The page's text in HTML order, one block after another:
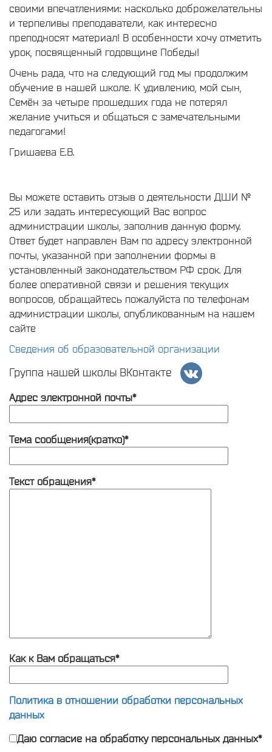
своими впечатлениями: насколько доброжелательны
и терпеливы преподаватели, как интересно
преподносят материал! В особенности хочу отметить
урок, посвященный годовщине Победы!
Очень рада, что на следующий год мы продолжим
обучение в нашей школе. К удивлению, мой сын,
Семён за четыре прошедших года не потерял
желание учиться и общаться с замечательными
педагогами!
Гришаева Е.В.
Вы можете оставить отзыв о деятельности ДШИ №
25 или задать интересующий Вас вопрос
администрации школы, заполнив данную форму.
Ответ будет направлен Вам по адресу электронной
почты, указанной при заполнении формы в
установленный законодательством РФ срок. Для
более оперативной связи и решения текущих
вопросов, обращайтесь пожалуйста по телефонам
администрации школы, опубликованным на нашем
сайте
Сведения об образовательной организации
Группа нашей школы ВКонтакте
Адрес электронной почты*
Тема сообщения(кратко)*
Текст обращения*
Как к Вам обращаться*
Политика в отношении обработки персональных
данных
Даю согласие на обработку персональных данных*